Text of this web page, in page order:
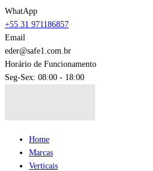
WhatApp
+55 31 971186857
Email
eder@safe1.com.br
Horário de Funcionamento
Seg-Sex: 08:00 - 18:00
Home
Marcas
Verticais